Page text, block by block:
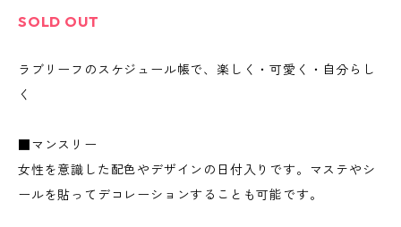
SOLD OUT
ラブリーフのスケジュール帳で、楽しく・可愛く・自分らし
く
■マンスリー
女性を意識した配色やデザインの日付入りです。マステやシ
ールを貼ってデコレーションすることも可能です。